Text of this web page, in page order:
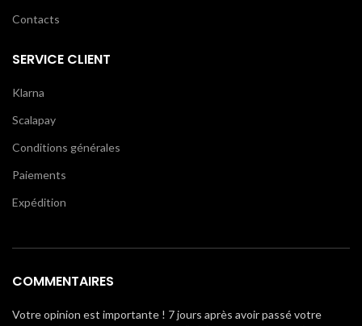
Contacts
SERVICE CLIENT
Klarna
Scalapay
Conditions générales
Paiements
Expédition
COMMENTAIRES
Votre opinion est importante ! 7 jours après avoir passé votre